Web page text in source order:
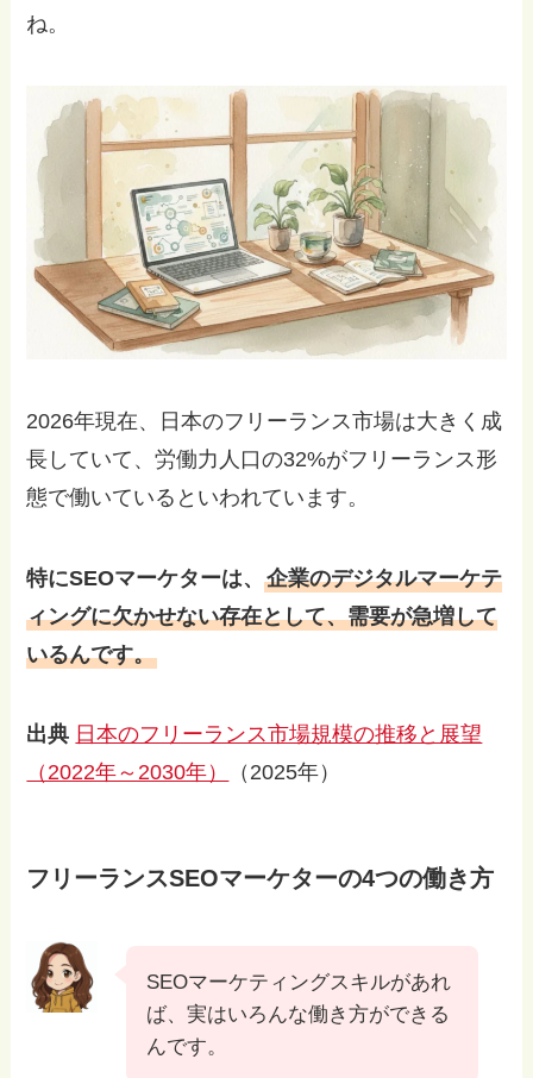
ね。
2026年現在、日本のフリーランス市場は大きく成
長していて、労働力人口の32%がフリーランス形
態で働いているといわれています。
特にSEOマーケターは、企業のデジタルマーケテ
ィングに欠かせない存在として、需要が急増して
いるんです。
出典 日本のフリーランス市場規模の推移と展望
（2022年～2030年）
（2025年）
フリーランスSEOマーケターの4つの働き方
SEOマーケティングスキルがあれ
ば、実はいろんな働き方ができる
んです。